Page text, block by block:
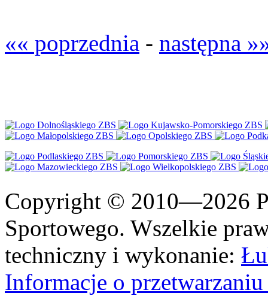
«« poprzednia - następna
Copyright © 2010—2026
Sportowego. Wszelkie
techniczny i wykonanie:
Informacje o